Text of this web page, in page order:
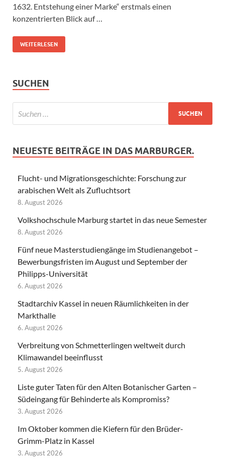
1632. Entstehung einer Marke“ erstmals einen
konzentrierten Blick auf …
WEITERLESEN
SUCHEN
NEUESTE BEITRÄGE IN DAS MARBURGER.
Flucht- und Migrationsgeschichte: Forschung zur
arabischen Welt als Zufluchtsort
8. August 2026
Volkshochschule Marburg startet in das neue Semester
8. August 2026
Fünf neue Masterstudiengänge im Studienangebot –
Bewerbungsfristen im August und September der
Philipps-Universität
6. August 2026
Stadtarchiv Kassel in neuen Räumlichkeiten in der
Markthalle
6. August 2026
Verbreitung von Schmetterlingen weltweit durch
Klimawandel beeinflusst
5. August 2026
Liste guter Taten für den Alten Botanischer Garten –
Südeingang für Behinderte als Kompromiss?
3. August 2026
Im Oktober kommen die Kiefern für den Brüder-
Grimm-Platz in Kassel
3. August 2026